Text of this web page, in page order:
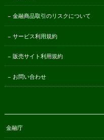
金融商品取引のリスクについて
サービス利用規約
販売サイト利用規約
お問い合わせ
金融庁